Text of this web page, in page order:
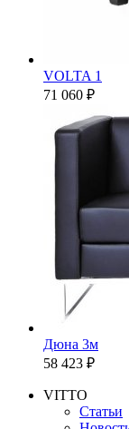
VOLTA 1
71 060 ₽
Дюна 3м
58 423 ₽
VITTO
Статьи